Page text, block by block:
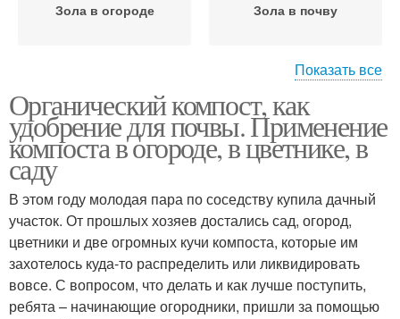
Зола в огороде Зола в почву
Золы в компост Золы в почве
Пищевая зола
Показать все
Органический компост, как
удобрение для почвы. Применение
компоста в огороде, в цветнике, в
саду
В этом году молодая пара по соседству купила дачный
участок. От прошлых хозяев достались сад, огород,
цветники и две огромных кучи компоста, которые им
захотелось куда-то распределить или ликвидировать
вовсе. С вопросом, что делать и как лучше поступить,
ребята – начинающие огородники, пришли за помощью